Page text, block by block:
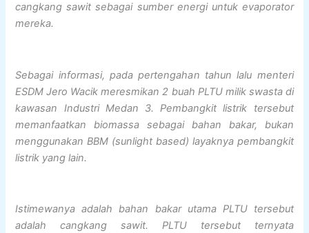
cangkang sawit sebagai sumber energi untuk evaporator
mereka.
Sebagai informasi, pada pertengahan tahun lalu menteri
ESDM Jero Wacik meresmikan 2 buah PLTU milik swasta di
kawasan Industri Medan 3. Pembangkit listrik tersebut
memanfaatkan biomassa sebagai bahan bakar, bukan
menggunakan BBM (sunlight based) layaknya pembangkit
listrik yang lain.
Istimewanya adalah bahan bakar utama PLTU tersebut
adalah cangkang sawit. PLTU tersebut ternyata